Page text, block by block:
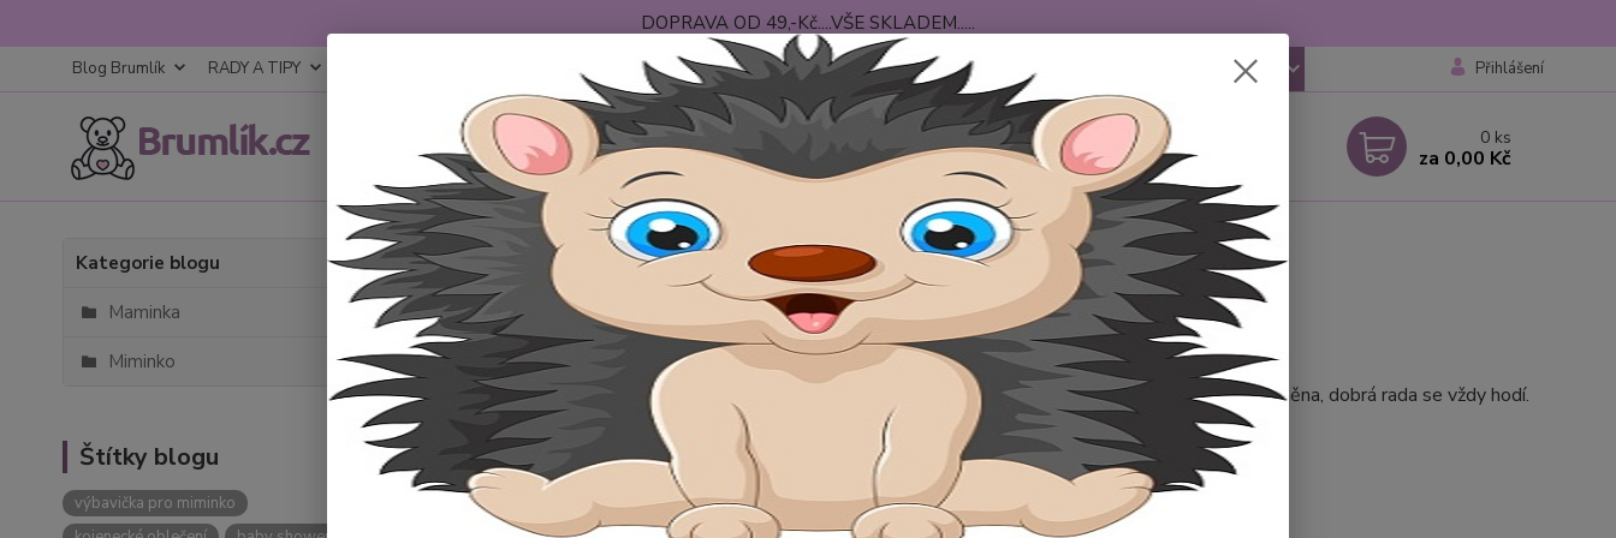
DOPRAVA OD 49,-Kč....VŠE SKLADEM.....
Blog Brumlík RADY A TIPY OBCHODNÍ PODMÍNKY DOPRAVA-PLATBA O NÁS CZK Přihlášení
Nevíte si rady? Zavolejte.
+420 777259248
po-pá 6-18 hod
0 ks
za 0,00 Kč
Kategorie blogu
Maminka
Miminko
Štítky blogu
výbavička pro miminko
Úvod Blog Brumlík
Blog Brumlík
Vítejte na blogu našeho e-shopu Brumlík.
Věříme, že zde najdete mnoho užitečných rad. Příchod mimnka do rodiny je vždy veliká událost a změna, dobrá rada se vždy hodí.
Nejnovější články